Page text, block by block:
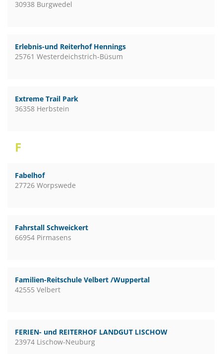
30938 Burgwedel
Erlebnis-und Reiterhof Hennings
25761 Westerdeichstrich-Büsum
Extreme Trail Park
36358 Herbstein
F
Fabelhof
27726 Worpswede
Fahrstall Schweickert
66954 Pirmasens
Familien-Reitschule Velbert /Wuppertal
42555 Velbert
FERIEN- und REITERHOF LANDGUT LISCHOW
23974 Lischow-Neuburg